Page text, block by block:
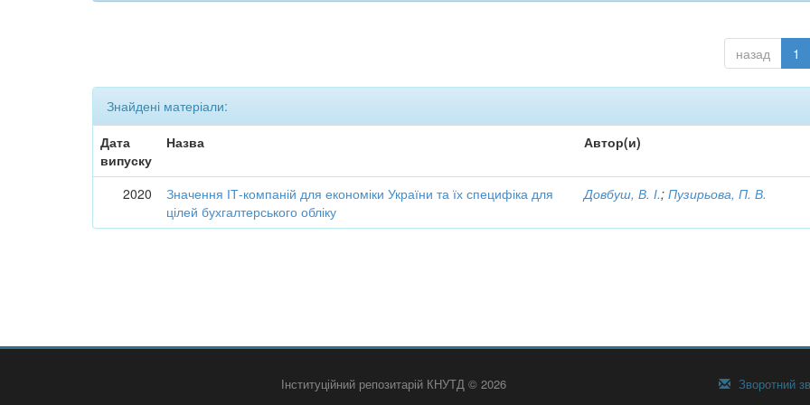
назад 1
Знайдені матеріали:
Дата
випуску
Назва Автор(и)
2020
Значення ІТ-компаній для економіки України та їх специфіка для
цілей бухгалтерського обліку
Довбуш, В. І.;Пузирьова, П. В.
Інституційний репозитарій КНУТД © 2026 Зворотний